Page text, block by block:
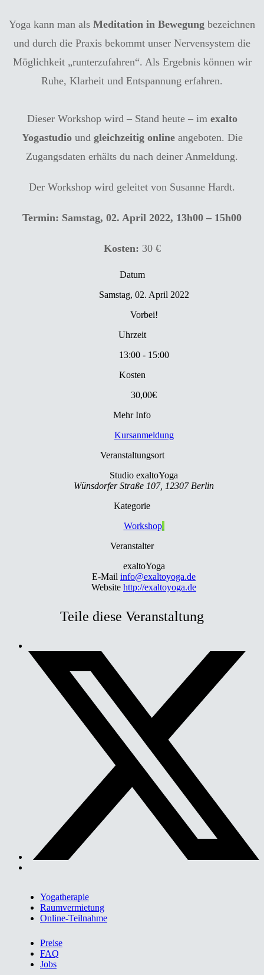
Yoga kann man als Meditation in Bewegung bezeichnen
und durch die Praxis bekommt unser Nervensystem die
Möglichkeit „runterzufahren“. Als Ergebnis können wir
Ruhe, Klarheit und Entspannung erfahren.
Dieser Workshop wird – Stand heute – im exalto
Yogastudiound gleichzeitig onlineangeboten. Die
Zugangsdaten erhälts du nach deiner Anmeldung.
Der Workshop wird geleitet von Susanne Hardt.
Termin: Samstag, 02. April 2022, 13h00 – 15h00
Kosten: 30 €
Datum
Samstag, 02. April 2022
Vorbei!
Uhrzeit
13:00 - 15:00
Kosten
30,00€
Mehr Info
Kursanmeldung
Veranstaltungsort
Studio exaltoYoga
Wünsdorfer Straße 107, 12307 Berlin
Kategorie
Workshop
Veranstalter
exaltoYoga
E-Mail info@exaltoyoga.de
Website http://exaltoyoga.de
Teile diese Veranstaltung
Yogatherapie
Raumvermietung
Online-Teilnahme
Preise
FAQ
Jobs